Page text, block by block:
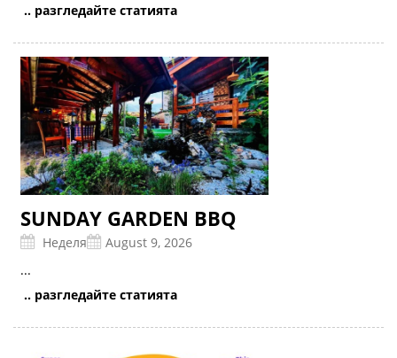
.. разгледайте статията
SUNDAY GARDEN BBQ
Неделя
August 9, 2026
...
.. разгледайте статията